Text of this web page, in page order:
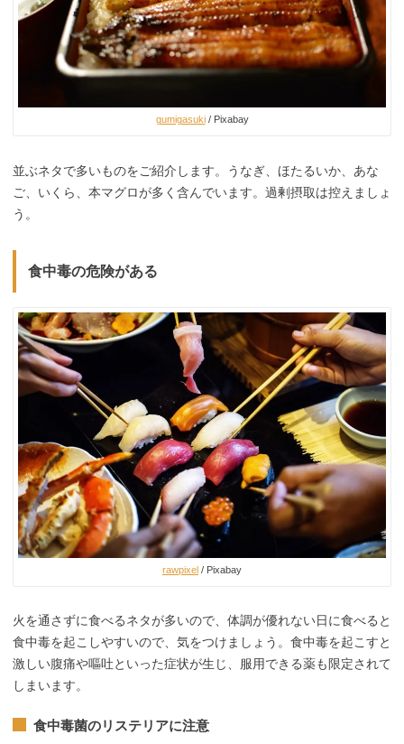
gumigasuki/ Pixabay
並ぶネタで多いものをご紹介します。うなぎ、ほたるいか、あな
ご、いくら、本マグロが多く含んでいます。過剰摂取は控えましょ
う。
食中毒の危険がある
rawpixel / Pixabay
火を通さずに食べるネタが多いので、体調が優れない日に食べると
食中毒を起こしやすいので、気をつけましょう。食中毒を起こすと
激しい腹痛や嘔吐といった症状が生じ、服用できる薬も限定されて
しまいます。
食中毒菌のリステリアに注意